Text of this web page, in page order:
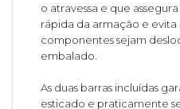
o atravessa e que
rápida da armação e evita
componentes sejam
embalado.
As duas barras incluídas
esticado e praticamente